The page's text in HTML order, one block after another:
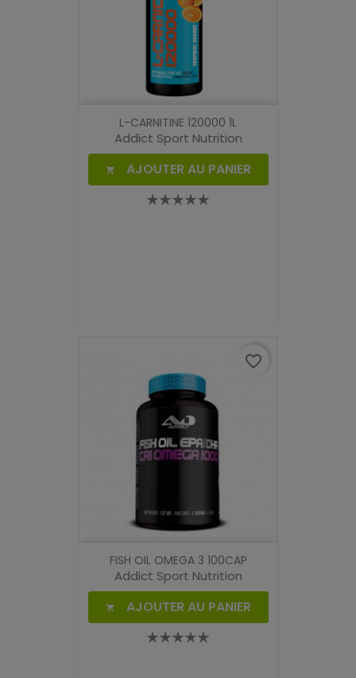
L-CARNITINE 120000 1L
Addict Sport Nutrition
 AJOUTER AU PANIER
FISH OIL OMEGA 3 100CAP
Addict Sport Nutrition
 AJOUTER AU PANIER
favorite_border